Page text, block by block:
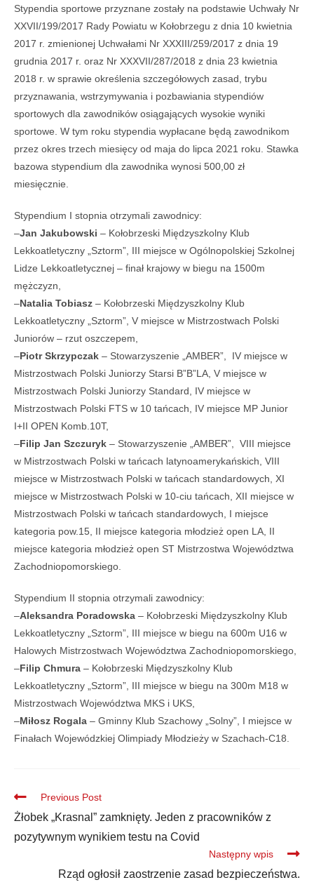
Stypendia sportowe przyznane zostały na podstawie Uchwały Nr
XXVII/199/2017 Rady Powiatu w Kołobrzegu z dnia 10 kwietnia
2017 r. zmienionej Uchwałami Nr XXXIII/259/2017 z dnia 19
grudnia 2017 r. oraz Nr XXXVII/287/2018 z dnia 23 kwietnia
2018 r. w sprawie określenia szczegółowych zasad, trybu
przyznawania, wstrzymywania i pozbawiania stypendiów
sportowych dla zawodników osiągających wysokie wyniki
sportowe. W tym roku stypendia wypłacane będą zawodnikom
przez okres trzech miesięcy od maja do lipca 2021 roku. Stawka
bazowa stypendium dla zawodnika wynosi 500,00 zł
miesięcznie.
Stypendium I stopnia otrzymali zawodnicy:
–Jan Jakubowski – Kołobrzeski Międzyszkolny Klub
Lekkoatletyczny „Sztorm”, III miejsce w Ogólnopolskiej Szkolnej
Lidze Lekkoatletycznej – finał krajowy w biegu na 1500m
mężczyzn,
–Natalia Tobiasz – Kołobrzeski Międzyszkolny Klub
Lekkoatletyczny „Sztorm”, V miejsce w Mistrzostwach Polski
Juniorów – rzut oszczepem,
–Piotr Skrzypczak – Stowarzyszenie „AMBER”, IV miejsce w
Mistrzostwach Polski Juniorzy Starsi B”B”LA, V miejsce w
Mistrzostwach Polski Juniorzy Standard, IV miejsce w
Mistrzostwach Polski FTS w 10 tańcach, IV miejsce MP Junior
I+II OPEN Komb.10T,
–Filip Jan Szczuryk – Stowarzyszenie „AMBER”, VIII miejsce
w Mistrzostwach Polski w tańcach latynoamerykańskich, VIII
miejsce w Mistrzostwach Polski w tańcach standardowych, XI
miejsce w Mistrzostwach Polski w 10-ciu tańcach, XII miejsce w
Mistrzostwach Polski w tańcach standardowych, I miejsce
kategoria pow.15, II miejsce kategoria młodzież open LA, II
miejsce kategoria młodzież open ST Mistrzostwa Województwa
Zachodniopomorskiego.
Stypendium II stopnia otrzymali zawodnicy:
–Aleksandra Poradowska – Kołobrzeski Międzyszkolny Klub
Lekkoatletyczny „Sztorm”, III miejsce w biegu na 600m U16 w
Halowych Mistrzostwach Województwa Zachodniopomorskiego,
–Filip Chmura – Kołobrzeski Międzyszkolny Klub
Lekkoatletyczny „Sztorm”, III miejsce w biegu na 300m M18 w
Mistrzostwach Województwa MKS i UKS,
–Miłosz Rogala – Gminny Klub Szachowy „Solny”, I miejsce w
Finałach Wojewódzkiej Olimpiady Młodzieży w Szachach-C18.
Previous Post
Żłobek „Krasnal” zamknięty. Jeden z pracowników z
pozytywnym wynikiem testu na Covid
Następny wpis
Rząd ogłosił zaostrzenie zasad bezpieczeństwa.